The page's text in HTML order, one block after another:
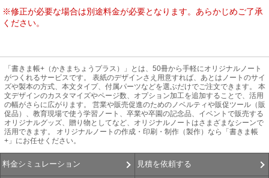
※修正が必要な場合は別途料金が必要となります。あらかじめご了承
ください。
「書きま帳+（かきまちょうプラス）」とは、50冊から手軽にオリジナルノート
がつくれるサービスです。 表紙のデザインさえ用意すれば、あとはノートのサイ
ズや製本の方式、本文タイプ、付属パーツなどを選ぶだけでご注文できます。 本
文デザインのカスタマイズやページ数、オプション加工を追加することで、活用
の幅がさらに広がります。 営業や販売促進のためのノベルティや販促ツール（販
促品）、教育現場で使う学習ノート、卒業や卒園の記念品、イベントで販売する
オリジナルグッズ、贈り物としてなど、オリジナルノートはさまざまなシーンで
活用できます。 オリジナルノートの作成・印刷・制作（製作）なら「書きま帳
+」にお任せください。
料金シミュレーション 見積を依頼する